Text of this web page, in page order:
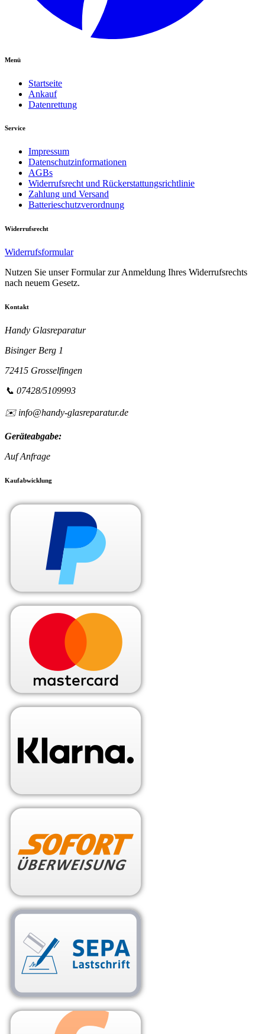
Menü
Startseite
Ankauf
Datenrettung
Service
Impressum
Datenschutzinformationen
AGBs
Widerrufsrecht und Rückerstattungsrichtlinie
Zahlung und Versand
Batterieschutzverordnung
Widerrufsrecht
Widerrufsformular
Nutzen Sie unser Formular zur Anmeldung Ihres Widerrufsrechts
nach neuem Gesetz.
Kontakt
Handy Glasreparatur
Bisinger Berg 1
72415 Grosselfingen
📞 07428/5109993
✉️ info@handy-glasreparatur.de
Geräteabgabe:
Auf Anfrage
Kaufabwicklung